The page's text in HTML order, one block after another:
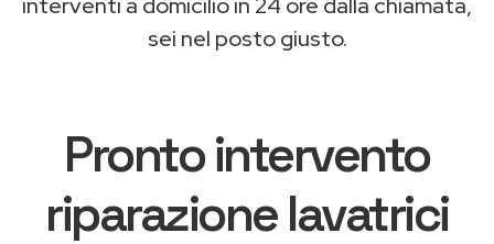
sei nel posto giusto.
Pronto intervento
riparazione lavatrici